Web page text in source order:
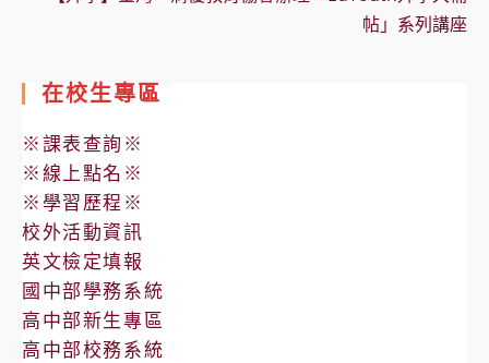
帖」系列講座
在校生專區
※課表查詢※
※線上點名※
※學習歷程※
校外活動資訊
英文檢定填報
國中部學務系統
高中部新生專區
高中部校務系統